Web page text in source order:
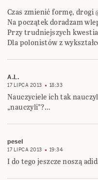
Czas zmienić formę, drogi
Na początek doradzam
Przy trudniejszych
Dla polonistów z
A.L.
17 LIPCA 2013 18:33
Nauczyciele ich tak
„nauczyli”?…
pesel
17 LIPCA 2013 19:34
I do tego jeszcze noszą